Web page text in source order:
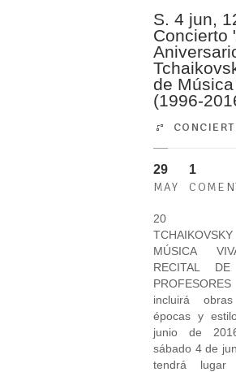
S. 4 jun,
Concierto
de
(1996-
29
MAY
1
20
MÚSICA
RECITAL
incluirá
épocas y
junio de
sábado 4 de
tendrá